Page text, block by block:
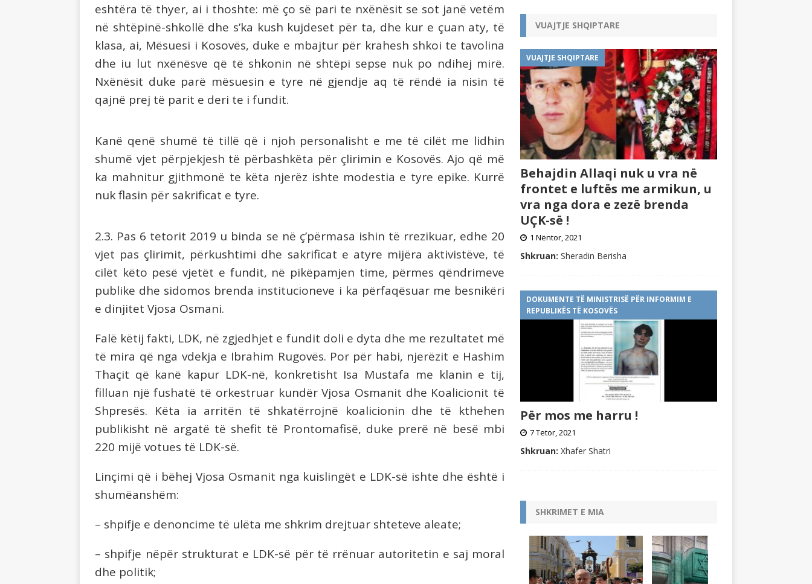
eshtëra të thyer, ai i thoshte: më ço së pari te nxënësit se sot janë vetëm
në shtëpinë-shkollë dhe s’ka kush kujdeset për ta, dhe kur e çuan aty, të
klasa, ai, Mësuesi i Kosovës, duke e mbajtur për krahesh shkoi te tavolina
dhe iu lut nxënësve që të shkonin në shtëpi sepse nuk po ndihej mirë.
Nxënësit duke parë mësuesin e tyre në gjendje aq të rëndë ia nisin të
qajnë prej të parit e deri te i fundit.
Kanë qenë shumë të tillë që i njoh personalisht e me të cilët me lidhin
shumë vjet përpjekjesh të përbashkëta për çlirimin e Kosovës. Ajo që më
ka mahnitur gjithmonë te këta njerëz ishte modestia e tyre epike. Kurrë
nuk flasin për sakrificat e tyre.
2.3. Pas 6 tetorit 2019 u binda se në ç’përmasa ishin të rrezikuar, edhe 20
vjet pas çlirimit, përkushtimi dhe sakrificat e atyre mijëra aktivistëve, të
cilët këto pesë vjetët e fundit, në pikëpamjen time, përmes qëndrimeve
publike dhe sidomos brenda institucioneve i ka përfaqësuar me besnikëri
e dinjitet Vjosa Osmani.
Falë këtij fakti, LDK, në zgjedhjet e fundit doli e dyta dhe me rezultatet më
të mira që nga vdekja e Ibrahim Rugovës. Por për habi, njerëzit e Hashim
Thaçit që kanë kapur LDK-në, konkretisht Isa Mustafa me klanin e tij,
filluan një fushatë të orkestruar kundër Vjosa Osmanit dhe Koalicionit të
Shpresës. Këta ia arritën të shkatërrojnë koalicionin dhe të kthehen
publikisht në argatë të shefit të Prontomafisë, duke prerë në besë mbi
220 mijë votues të LDK-së.
Linçimi që i bëhej Vjosa Osmanit nga kuislingët e LDK-së ishte dhe është i
shumëanshëm:
– shpifje e denoncime të ulëta me shkrim drejtuar shteteve aleate;
– shpifje nëpër strukturat e LDK-së për të rrënuar autoritetin e saj moral
dhe politik;
VUAJTJE SHQIPTARE
VUAJTJE SHQIPTARE
Behajdin Allaqi nuk u vra në
frontet e luftës me armikun, u
vra nga dora e zezë brenda
UÇK-së !
1 Nëntor, 2021
Shkruan: Sheradin Berisha
DOKUMENTE TË MINISTRISË PËR INFORMIM E
REPUBLIKËS TË KOSOVËS
Për mos me harru !
7 Tetor, 2021
Shkruan: Xhafer Shatri
SHKRIMET E MIA